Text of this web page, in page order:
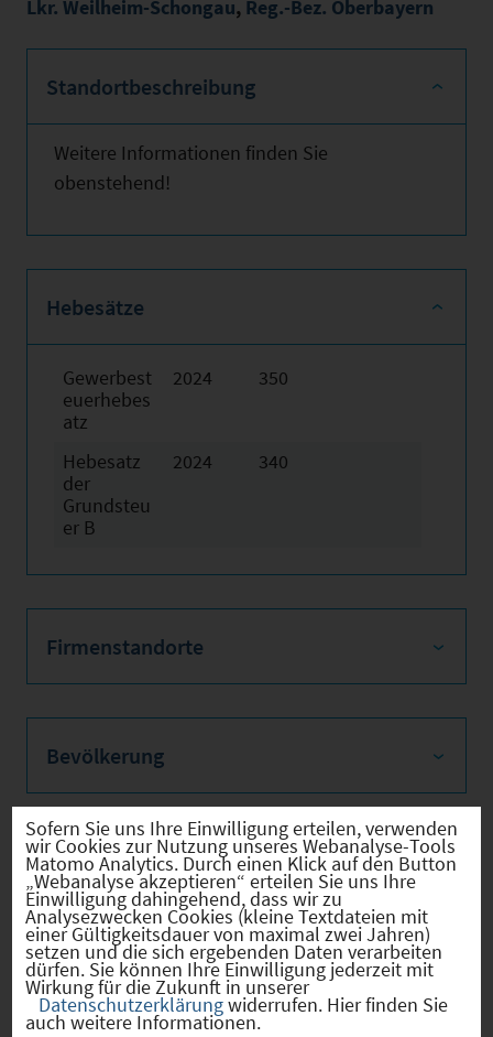
Lkr. Weilheim-Schongau, Reg.-Bez. Oberbayern
Standortbeschreibung
Weitere Informationen finden Sie
obenstehend!
Hebesätze
Gewerbest
euerhebes
atz
2024 350
Hebesatz
der
Grundsteu
er B
2024 340
Firmenstandorte
Bevölkerung
Sozialvers. Beschäftigte
Verkehrsinfrastruktur
Sofern Sie uns Ihre Einwilligung erteilen, verwenden
wir Cookies zur Nutzung unseres Webanalyse-Tools
Matomo Analytics. Durch einen Klick auf den Button
„Webanalyse akzeptieren“ erteilen Sie uns Ihre
Einwilligung dahingehend, dass wir zu
Analysezwecken Cookies (kleine Textdateien mit
einer Gültigkeitsdauer von maximal zwei Jahren)
setzen und die sich ergebenden Daten verarbeiten
dürfen. Sie können Ihre Einwilligung jederzeit mit
Wirkung für die Zukunft in unserer
Datenschutzerklärungwiderrufen. Hier finden Sie
auch weitere Informationen.